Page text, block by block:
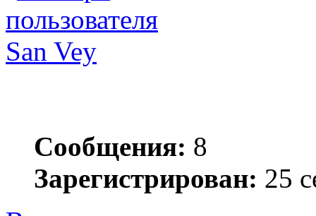
San Vey
Сообщения: 8
Зарегистрирован: 25